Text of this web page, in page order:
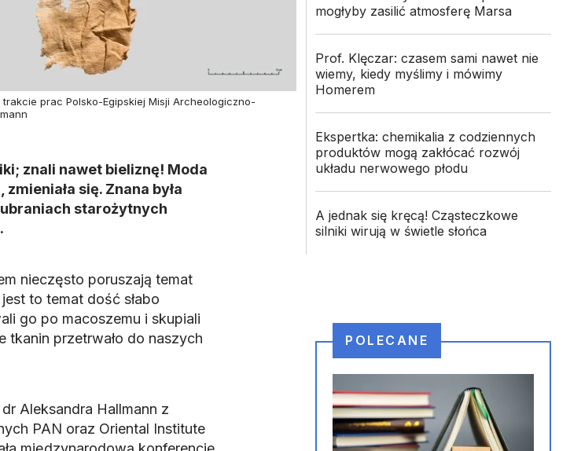
prac Polsko-Egipskiej Misji Archeologiczno-
znali nawet bieliznę! Moda
się. Znana była
ubraniach starożytnych
nieczęsto poruszają temat
to temat dość słabo
go po macoszemu i skupiali
tkanin przetrwało do naszych
Aleksandra Hallmann z
PAN oraz Oriental Institute
mogłyby zasilić atmosferę Marsa
Prof. Klęczar: czasem sami nawet nie
wiemy, kiedy myślimy i mówimy
Homerem
Ekspertka: chemikalia z codziennych
produktów mogą zakłócać rozwój
układu nerwowego płodu
A jednak się kręcą! Cząsteczkowe
silniki wirują w świetle słońca
POLECANE